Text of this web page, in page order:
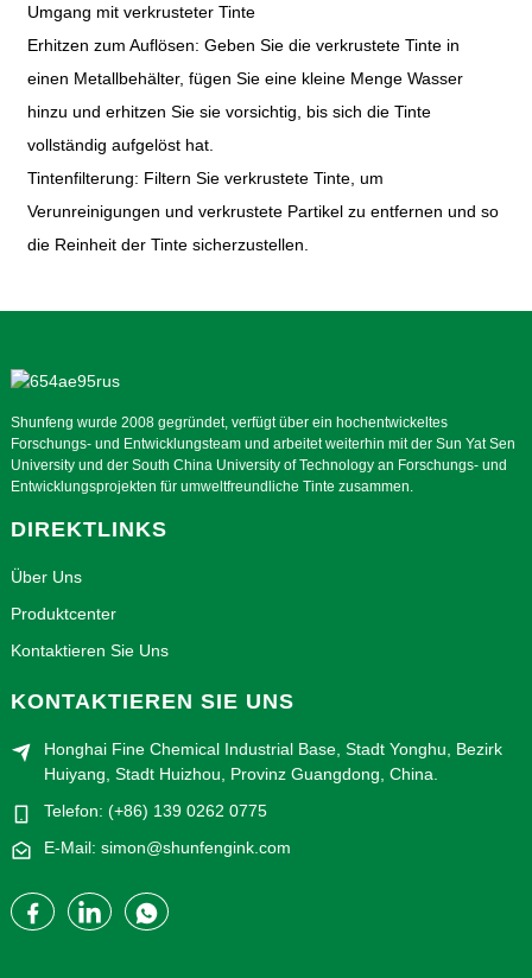
Umgang mit verkrusteter Tinte
Erhitzen zum Auflösen: Geben Sie die verkrustete Tinte in
einen Metallbehälter, fügen Sie eine kleine Menge Wasser
hinzu und erhitzen Sie sie vorsichtig, bis sich die Tinte
vollständig aufgelöst hat.
Tintenfilterung: Filtern Sie verkrustete Tinte, um
Verunreinigungen und verkrustete Partikel zu entfernen und so
die Reinheit der Tinte sicherzustellen.
Shunfeng wurde 2008 gegründet, verfügt über ein hochentwickeltes
Forschungs- und Entwicklungsteam und arbeitet weiterhin mit der Sun Yat Sen
University und der South China University of Technology an Forschungs- und
Entwicklungsprojekten für umweltfreundliche Tinte zusammen.
DIREKTLINKS
Über Uns
Produktcenter
Kontaktieren Sie Uns
KONTAKTIEREN SIE UNS
Honghai Fine Chemical Industrial Base, Stadt Yonghu, Bezirk
Huiyang, Stadt Huizhou, Provinz Guangdong, China.
Telefon: (+86) 139 0262 0775
E-Mail: simon@shunfengink.com